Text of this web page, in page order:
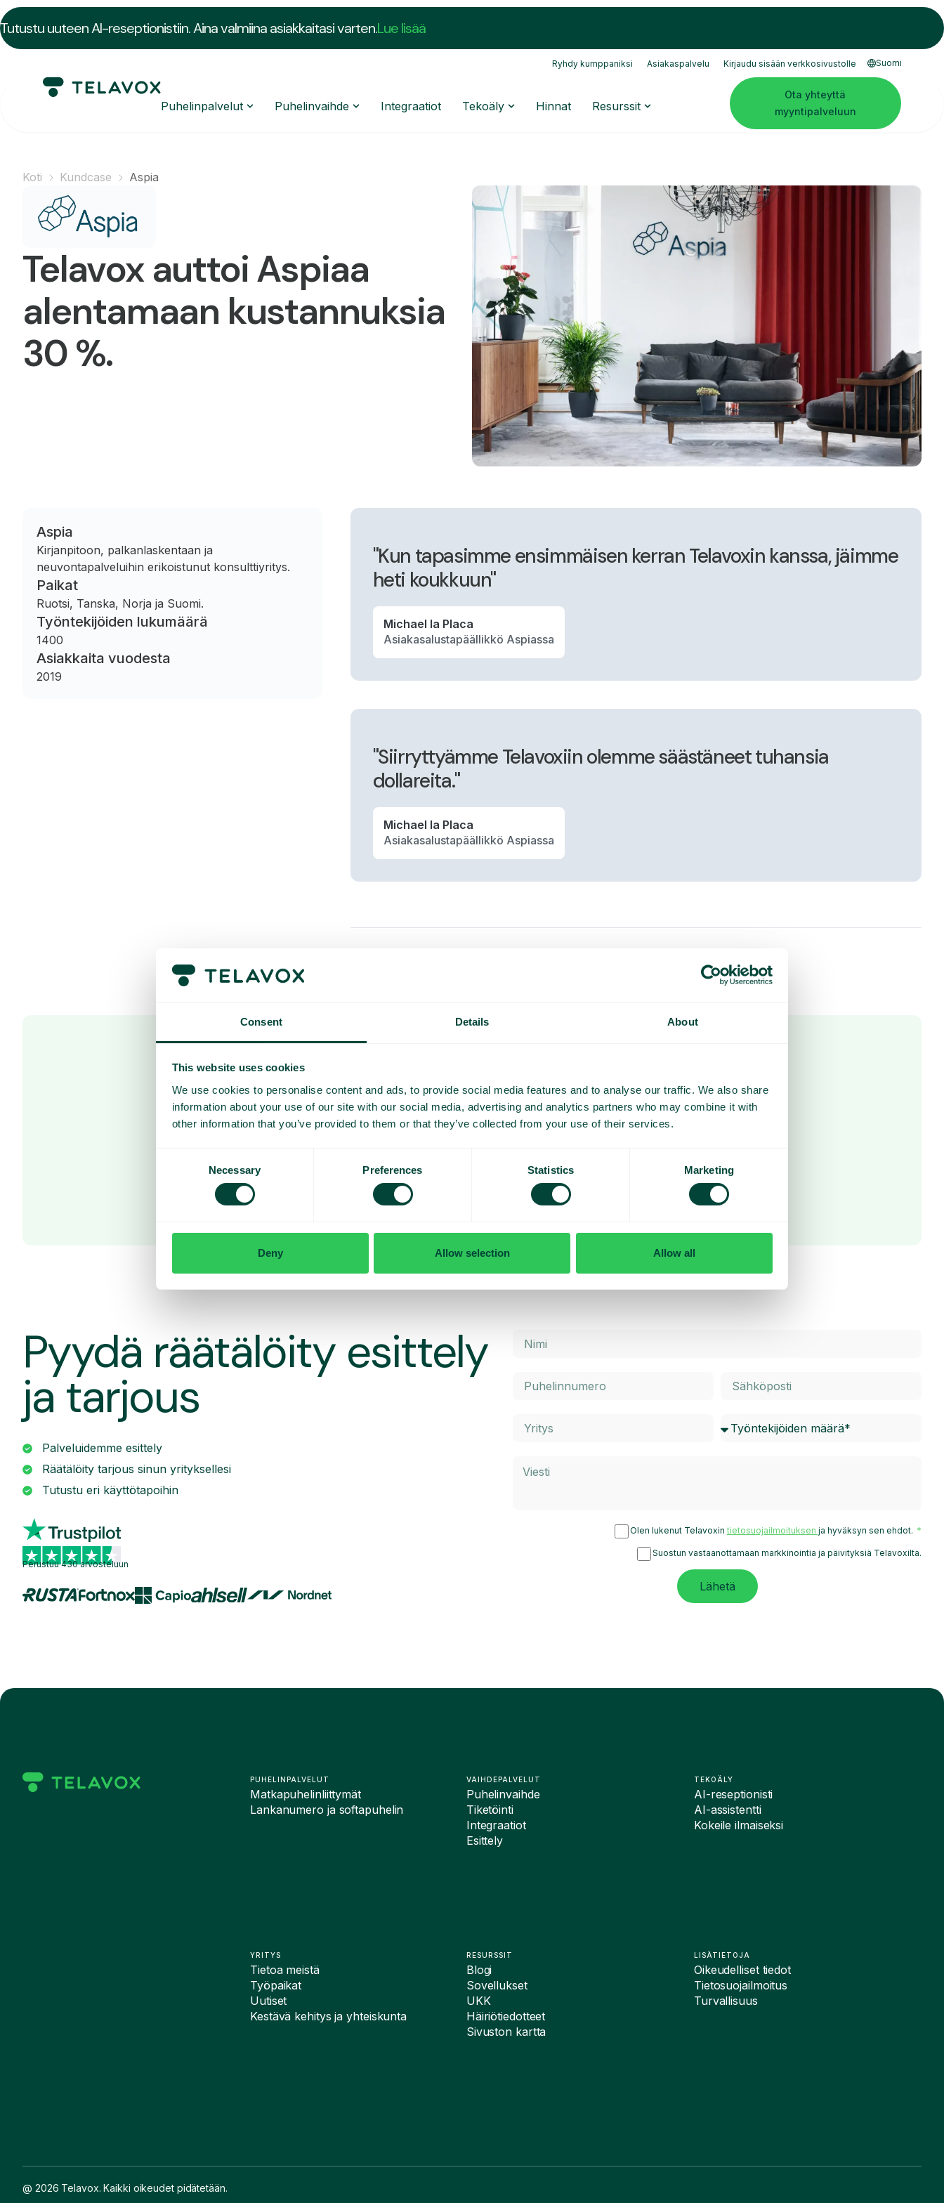
Consent Details About
This website uses cookies
We use cookies to personalise content and ads, to provide social media features and to analyse our traffic. We also share
information about your use of our site with our social media, advertising and analytics partners who may combine it with
other information that you’ve provided to them or that they’ve collected from your use of their services.
Necessary Preferences Statistics Marketing
Deny Allow selection Allow all
Tutustu uuteen AI-reseptionistiin. Aina valmiina asiakkaitasi varten.Lue lisää
Ryhdy kumppaniksi Asiakaspalvelu Kirjaudu sisään verkkosivustolle Suomi
Puhelinpalvelut Puhelinvaihde Integraatiot Tekoäly Hinnat Resurssit
Ota yhteyttä
myyntipalveluun
Koti Kundcase Aspia
Telavox auttoi Aspiaa
alentamaan kustannuksia
30 %.
Aspia
Kirjanpitoon, palkanlaskentaan ja
neuvontapalveluihin erikoistunut konsulttiyritys.
Paikat
Ruotsi, Tanska, Norja ja Suomi.
Työntekijöiden lukumäärä
1400
Asiakkaita vuodesta
2019
"Kun tapasimme ensimmäisen kerran Telavoxin kanssa, jäimme
heti koukkuun"
Michael la Placa
Asiakasalustapäällikkö Aspiassa
"Siirryttyämme Telavoxiin olemme säästäneet tuhansia
dollareita."
Michael la Placa
Asiakasalustapäällikkö Aspiassa
Siirrä puhelinpalvelusi meille jo tänään
Oletko valmis työskentelemään fiksummin? Osta palvelumme suoraan tai ota yhteyttä
henkilökohtaista esittelyä varten.
Ota yhteyttä myyntiin Kokeile sovellustamme
Pyydä räätälöity esittely
ja tarjous
Palveluidemme esittely
Räätälöity tarjous sinun yrityksellesi
Tutustu eri käyttötapoihin
Perustuu 430 arvosteluun
Olen lukenut Telavoxin tietosuojailmoituksen ja hyväksyn sen ehdot.
Suostun vastaanottamaan markkinointia ja päivityksiä Telavoxilta.
Lähetä
PUHELINPALVELUT
Matkapuhelinliittymät
Lankanumero ja softapuhelin
YRITYS
Tietoa meistä
Työpaikat
Uutiset
Kestävä kehitys ja yhteiskunta
VAIHDEPALVELUT
Puhelinvaihde
Tiketöinti
Integraatiot
Esittely
RESURSSIT
Blogi
Sovellukset
UKK
Häiriötiedotteet
Sivuston kartta
TEKOÄLY
AI-reseptionisti
AI-assistentti
Kokeile ilmaiseksi
LISÄTIETOJA
Oikeudelliset tiedot
Tietosuojailmoitus
Turvallisuus
@ 2026 Telavox. Kaikki oikeudet pidätetään.